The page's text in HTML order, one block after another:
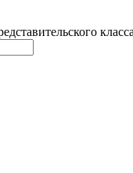
класса